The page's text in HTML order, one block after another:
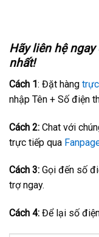
Hãy liên hệ
nhất!
Cách 1: Đặt hàng
nhập Tên + Số điện
Cách 2: Chat với
trực tiếp qua
Cách 3: Gọi đến số
trợ ngay.
Cách 4: Để lại số